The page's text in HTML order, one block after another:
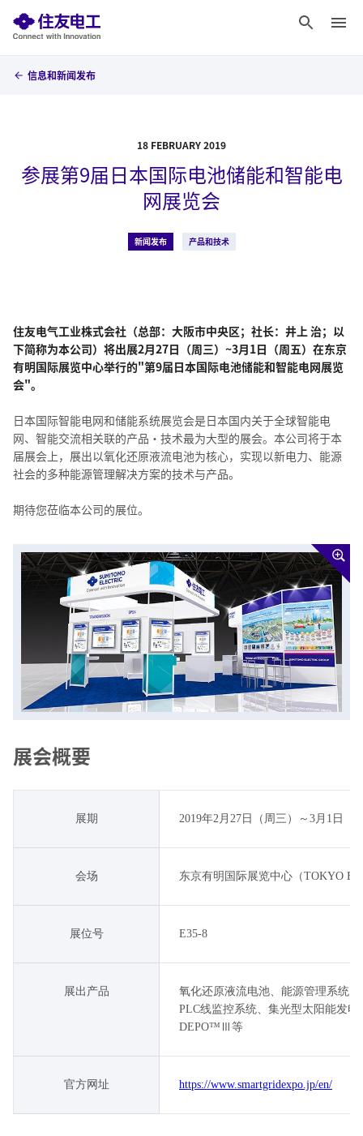
信息和新闻发布
18 FEBRUARY 2019
参展第9届日本国际电池储能和智能电
网展览会
新闻发布 产品和技术
住友电气工业株式会社（总部：大阪市中央区；社长：井上 治；以
下简称为本公司）将出展2月27日（周三）~3月1日（周五）在东京
有明国际展览中心举行的"第9届日本国际电池储能和智能电网展览
会"。
日本国际智能电网和储能系统展览会是日本国内关于全球智能电
网、智能交流相关联的产品・技术最为大型的展会。本公司将于本
届展会上，展出以氧化还原液流电池为核心，实现以新电力、能源
社会的多种能源管理解决方案的技术与产品。
期待您莅临本公司的展位。
展会概要
展期 2019年2月27日（周三）～3月1日（
会场 东京有明国际展览中心（TOKYO
展位号 E35-8
展出产品
氧化还原液流电池、能源管理系统
PLC线监控系统、集光型太阳能发电
DEPO™Ⅲ等
官方网址 https://www.smartgridexpo.jp/en/